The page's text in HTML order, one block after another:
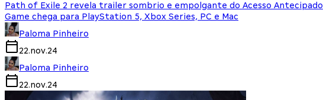
Path of Exile 2 revela trailer sombrio e empolgante do Acesso Antecipado
Game chega para PlayStation 5, Xbox Series, PC e Mac
Paloma Pinheiro
22.nov.24
Paloma Pinheiro
22.nov.24